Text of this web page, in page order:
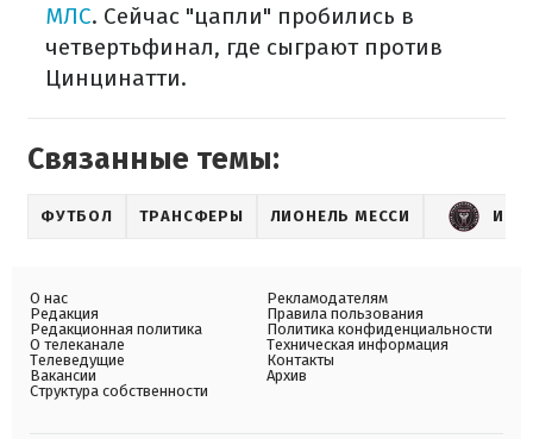
МЛС. Сейчас "цапли" пробились в
четвертьфинал, где сыграют против
Цинцинатти.
Связанные темы:
ФУТБОЛ ТРАНСФЕРЫ ЛИОНЕЛЬ МЕССИ
О нас
Редакция
Редакционная политика
О телеканале
Телеведущие
Вакансии
Структура собственности
Рекламодателям
Правила пользования
Политика конфиденциальности
Техническая информация
Контакты
Архив